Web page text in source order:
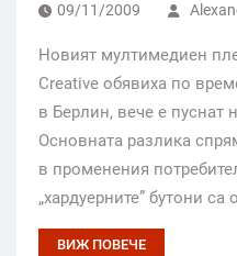
09/11/2009
Новият мултимедиен
Creative обявиха по
в Берлин, вече е пуснат
Основната разлика
в променения
„хардуерните” бутони са
ВИЖ ПОВЕЧЕ